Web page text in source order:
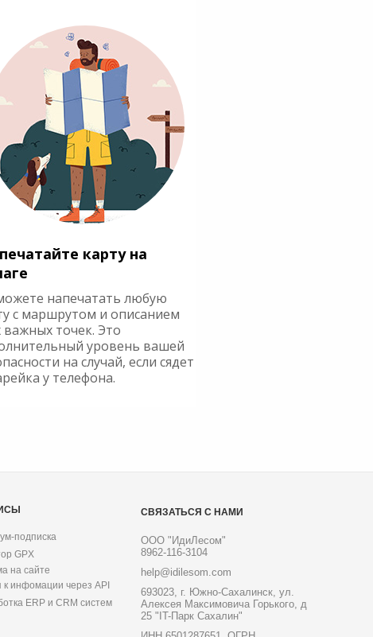
карту на
напечатать любую
с маршрутом и описанием
важных точек. Это
уровень вашей
на случай, если сядет
у телефона.
подписка
GPX
на сайте
к инфомации через API
ERP и CRM систем
СВЯЗАТЬСЯ С НАМИ
ООО "ИдиЛесом"
8962-116-3104
help@idilesom.com
693023, г. Южно-Сахалинск, ул.
Алексея Максимовича Горького, д
25 "IT-Парк Сахалин"